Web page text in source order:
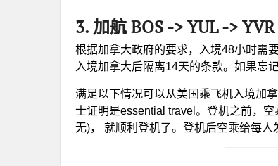
3. 加航 BOS -> YUL -> YVR
根据加拿大政府的要求，入境48小时需
入境加拿大后隔离14天的条款。如果忘
满足以下情况可以从美国乘飞机入境加
士证明是essential travel。登机之前，
无)， 就顺利登机了。登机后空乘给每人